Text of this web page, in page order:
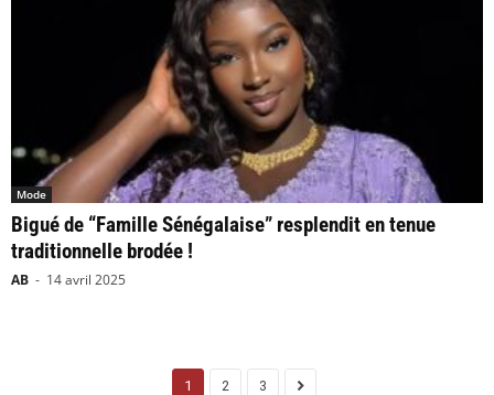
Mode
Bigué de “Famille Sénégalaise” resplendit en tenue
traditionnelle brodée !
AB - 14 avril 2025
1 2 3